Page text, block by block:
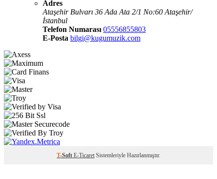
Adres
Ataşehir Bulvarı 36 Ada Ata 2/1 No:60 Ataşehir/
İstanbul
Telefon Numarası 05556855803
E-Posta bilgi@kugumuzik.com
T-Soft E-Ticaret Sistemleriyle Hazırlanmıştır.